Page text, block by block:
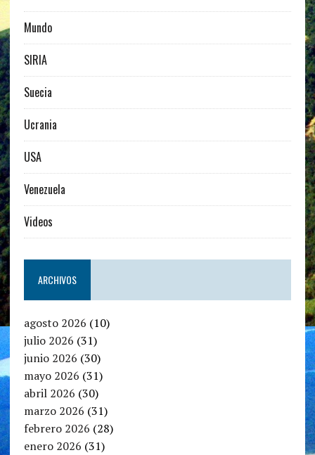
Mundo
SIRIA
Suecia
Ucrania
USA
Venezuela
Videos
ARCHIVOS
agosto 2026 (10)
julio 2026 (31)
junio 2026 (30)
mayo 2026 (31)
abril 2026 (30)
marzo 2026 (31)
febrero 2026 (28)
enero 2026 (31)